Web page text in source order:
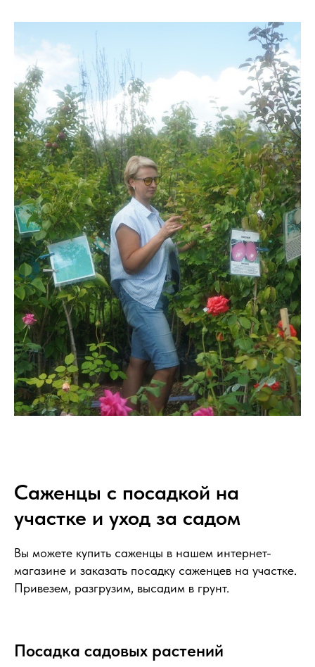
Саженцы с посадкой на
участке и уход за садом
Вы можете купить саженцы в нашем интернет-
магазине и заказать посадку саженцев на участке.
Привезем, разгрузим, высадим в грунт.
Посадка садовых растений